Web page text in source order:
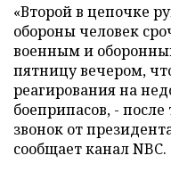
«Второй в цепочке
обороны человек
военным и
пятницу вечером,
реагирования на
боеприпасов, -
звонок от
сообщает канал NBC.